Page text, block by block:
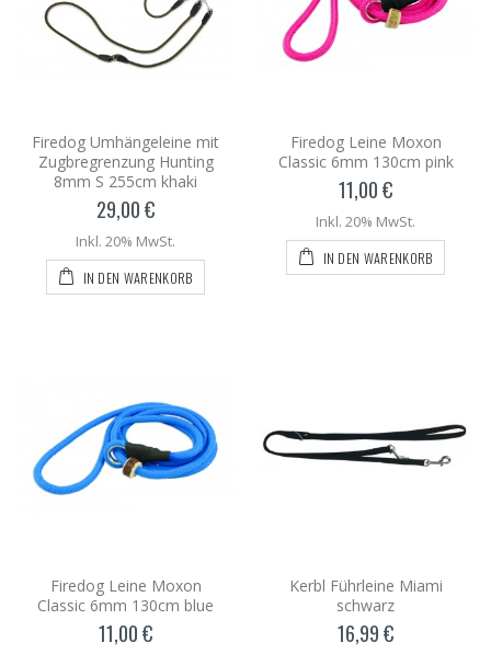
Firedog Umhängeleine mit
Zugbregrenzung Hunting
8mm S 255cm khaki
29,00 €
Inkl. 20% MwSt.
IN DEN WARENKORB
Firedog Leine Moxon
Classic 6mm 130cm pink
11,00 €
Inkl. 20% MwSt.
IN DEN WARENKORB
Firedog Leine Moxon
Classic 6mm 130cm blue
11,00 €
Kerbl Führleine Miami
schwarz
16,99 €